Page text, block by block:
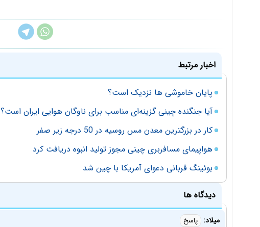
اخبار مرتبط
پایان خاموشی ها نزدیک است؟
آیا جنگنده چینی گزینه‌ای مناسب برای ناوگان هوایی ایران است؟
کار در بزرگترین معدن مس روسیه در 50 درجه زیر صفر
هواپیمای مسافربری چینی مجوز تولید انبوه دریافت کرد
بوئینگ قربانی دعوای آمریکا با چین شد
دیدگاه ها
میلاد: پاسخ